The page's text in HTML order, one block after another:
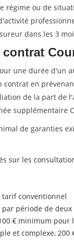
régime ou de
dans les 3
contrat
une durée d'un
contrat en
de la part de
supplémentaire
de garanties
sur les
tarif conventionnel
période de
€ minimum pour
et complexe, 200